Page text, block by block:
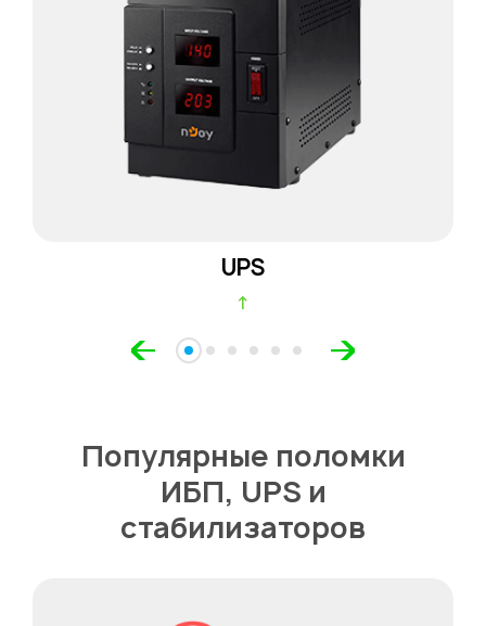
UPS
↑
Популярные поломки
ИБП, UPS и
стабилизаторов